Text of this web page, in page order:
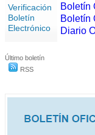
Verificación
Boletín
Electrónico
Último boletín
RSS
Boletín
Boletín
Diario